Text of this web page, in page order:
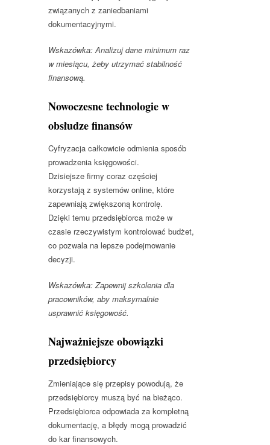
związanych z zaniedbaniami
dokumentacyjnymi.
Wskazówka: Analizuj dane minimum raz
w miesiącu, żeby utrzymać stabilność
finansową.
Nowoczesne technologie w
obsłudze finansów
Cyfryzacja całkowicie odmienia sposób
prowadzenia księgowości.
Dzisiejsze firmy coraz częściej
korzystają z systemów online, które
zapewniają zwiększoną kontrolę.
Dzięki temu przedsiębiorca może w
czasie rzeczywistym kontrolować budżet,
co pozwala na lepsze podejmowanie
decyzji.
Wskazówka: Zapewnij szkolenia dla
pracowników, aby maksymalnie
usprawnić księgowość.
Najważniejsze obowiązki
przedsiębiorcy
Zmieniające się przepisy powodują, że
przedsiębiorcy muszą być na bieżąco.
Przedsiębiorca odpowiada za kompletną
dokumentację, a błędy mogą prowadzić
do kar finansowych.